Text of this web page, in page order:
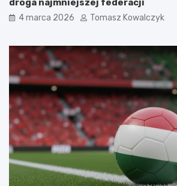
droga najmniejszej federacji
4 marca 2026 Tomasz Kowalczyk